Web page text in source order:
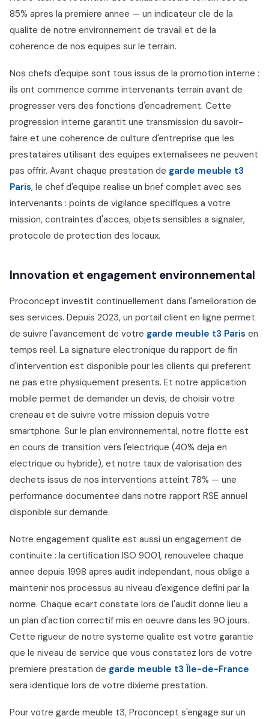
85% apres la premiere annee — un indicateur cle de la
qualite de notre environnement de travail et de la
coherence de nos equipes sur le terrain.
Nos chefs d'equipe sont tous issus de la promotion interne :
ils ont commence comme intervenants terrain avant de
progresser vers des fonctions d'encadrement. Cette
progression interne garantit une transmission du savoir-
faire et une coherence de culture d'entreprise que les
prestataires utilisant des equipes externalisees ne peuvent
pas offrir. Avant chaque prestation de garde meuble t3
Paris, le chef d'equipe realise un brief complet avec ses
intervenants : points de vigilance specifiques a votre
mission, contraintes d'acces, objets sensibles a signaler,
protocole de protection des locaux.
Innovation et engagement environnemental
Proconcept investit continuellement dans l'amelioration de
ses services. Depuis 2023, un portail client en ligne permet
de suivre l'avancement de votre garde meuble t3 Paris en
temps reel. La signature electronique du rapport de fin
d'intervention est disponible pour les clients qui preferent
ne pas etre physiquement presents. Et notre application
mobile permet de demander un devis, de choisir votre
creneau et de suivre votre mission depuis votre
smartphone. Sur le plan environnemental, notre flotte est
en cours de transition vers l'electrique (40% deja en
electrique ou hybride), et notre taux de valorisation des
dechets issus de nos interventions atteint 78% — une
performance documentee dans notre rapport RSE annuel
disponible sur demande.
Notre engagement qualite est aussi un engagement de
continuite : la certification ISO 9001, renouvelee chaque
annee depuis 1998 apres audit independant, nous oblige a
maintenir nos processus au niveau d'exigence defini par la
norme. Chaque ecart constate lors de l'audit donne lieu a
un plan d'action correctif mis en oeuvre dans les 90 jours.
Cette rigueur de notre systeme qualite est votre garantie
que le niveau de service que vous constatez lors de votre
premiere prestation de garde meuble t3 Île-de-France
sera identique lors de votre dixieme prestation.
Pour votre garde meuble t3, Proconcept s'engage sur un